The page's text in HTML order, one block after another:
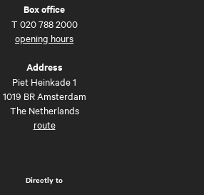
Box office
T 020 788 2000
opening hours
Address
Piet Heinkade 1
1019 BR Amsterdam
The Netherlands
route
Directly to